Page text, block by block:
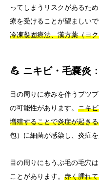
ってしまうリスクがあるた
療を受けることが望ましいで
冷凍凝固療法、漢方薬（ヨ
💪 ニキビ・毛嚢炎
目の周りに赤みを伴うプツ
の可能性があります。 ニキ
増殖することで炎症が起き
包）に細菌が感染し、炎症を
目の周りにもうぶ毛の毛穴
ことがあります。 赤く腫れ